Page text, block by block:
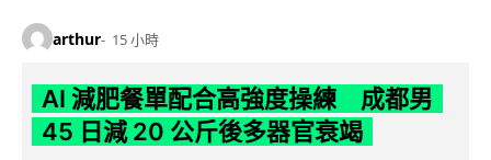
arthur 15 小時
AI 減肥餐單配合高強度操練 成都男
45 日減 20 公斤後多器官衰竭